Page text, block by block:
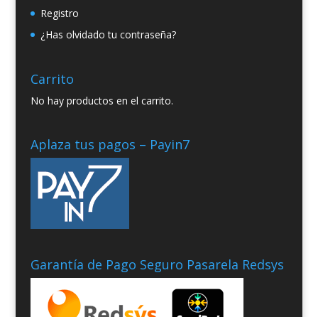
Registro
¿Has olvidado tu contraseña?
Carrito
No hay productos en el carrito.
Aplaza tus pagos – Payin7
Garantía de Pago Seguro Pasarela Redsys